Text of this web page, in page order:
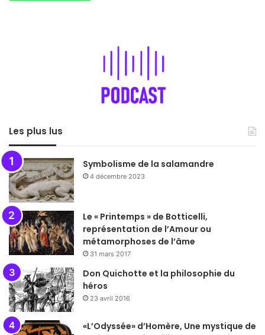
Les plus lus
Symbolisme de la salamandre
4 décembre 2023
Le « Printemps » de Botticelli,
représentation de l’Amour ou
métamorphoses de l’âme
31 mars 2017
Don Quichotte et la philosophie du
héros
23 avril 2016
«L’Odyssée» d’Homère, Une mystique de